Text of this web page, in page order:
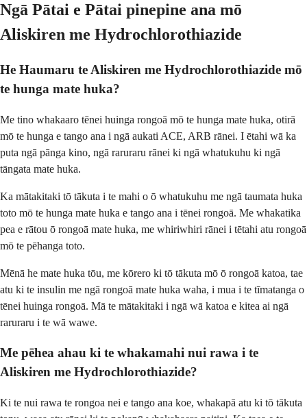
Ngā Pātai e Pātai pinepine ana mō
Aliskiren me Hydrochlorothiazide
He Haumaru te Aliskiren me Hydrochlorothiazide mō
te hunga mate huka?
Me tino whakaaro tēnei huinga rongoā mō te hunga mate huka, otirā
mō te hunga e tango ana i ngā aukati ACE, ARB rānei. I ētahi wā ka
puta ngā pānga kino, ngā raruraru rānei ki ngā whatukuhu ki ngā
tāngata mate huka.
Ka mātakitaki tō tākuta i te mahi o ō whatukuhu me ngā taumata huka
toto mō te hunga mate huka e tango ana i tēnei rongoā. Me whakatika
pea e rātou ō rongoā mate huka, me whiriwhiri rānei i tētahi atu rongoā
mō te pēhanga toto.
Mēnā he mate huka tōu, me kōrero ki tō tākuta mō ō rongoā katoa, tae
atu ki te insulin me ngā rongoā mate huka waha, i mua i te tīmatanga o
tēnei huinga rongoā. Mā te mātakitaki i ngā wā katoa e kitea ai ngā
raruraru i te wā wawe.
Me pēhea ahau ki te whakamahi nui rawa i te
Aliskiren me Hydrochlorothiazide?
Ki te nui rawa te rongoa nei e tango ana koe, whakapā atu ki tō tākuta